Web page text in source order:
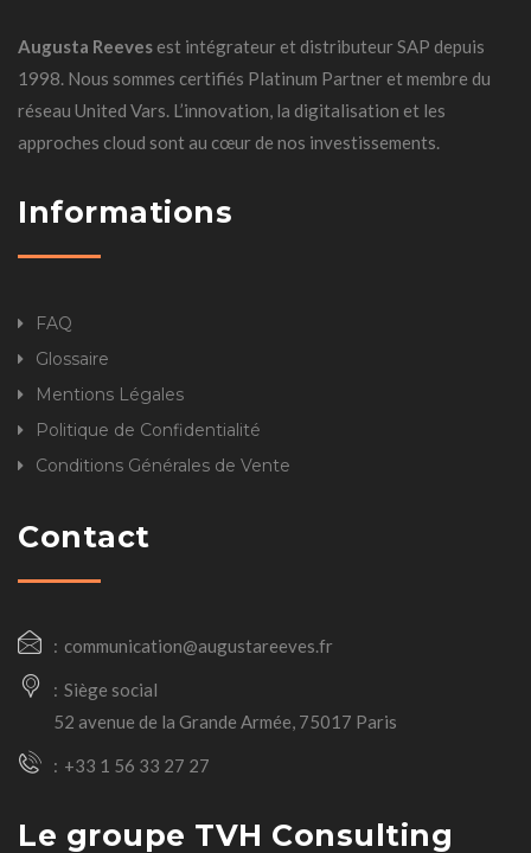
Augusta Reeves est intégrateur et distributeur SAP depuis
1998. Nous sommes certifiés Platinum Partner et membre du
réseau United Vars. L’innovation, la digitalisation et les
approches cloud sont au cœur de nos investissements.
Informations
FAQ
Glossaire
Mentions Légales
Politique de Confidentialité
Conditions Générales de Vente
Contact
communication@augustareeves.fr
Siège social
52 avenue de la Grande Armée, 75017 Paris
+33 1 56 33 27 27
Le groupe TVH Consulting